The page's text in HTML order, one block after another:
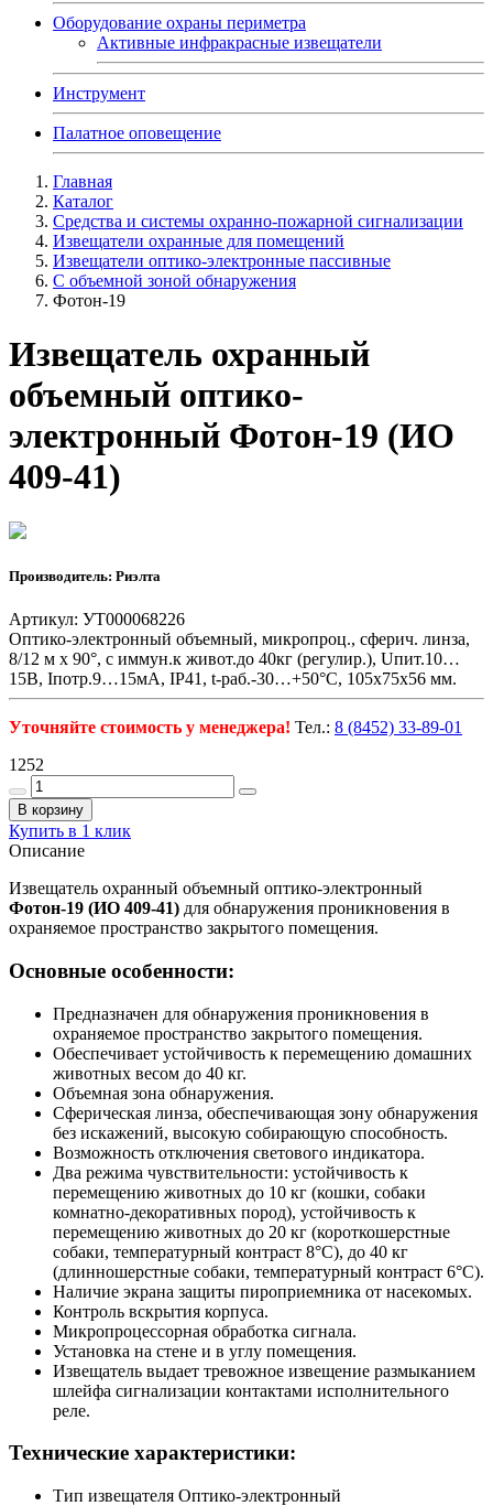
Оборудование охраны периметра
Активные инфракрасные извещатели
Инструмент
Палатное оповещение
Главная
Каталог
Средства и системы охранно-пожарной сигнализации
Извещатели охранные для помещений
Извещатели оптико-электронные пассивные
С объемной зоной обнаружения
Фотон-19
Извещатель охранный
объемный оптико-
электронный Фотон-19 (ИО
409-41)
Производитель: Риэлта
Артикул: УТ000068226
Оптико-электронный объемный, микропроц., сферич. линза,
8/12 м х 90°, с иммун.к живот.до 40кг (регулир.), Uпит.10…
15В, Iпотр.9…15мА, IP41, t-раб.-30…+50°С, 105x75x56 мм.
Уточняйте стоимость у менеджера! Тел.: 8 (8452) 33-89-01
1252
В корзину
Купить в 1 клик
Описание
Извещатель охранный объемный оптико-электронный
Фотон-19 (ИО 409-41) для обнаружения проникновения в
охраняемое пространство закрытого помещения.
Основные особенности:
Предназначен для обнаружения проникновения в
охраняемое пространство закрытого помещения.
Обеспечивает устойчивость к перемещению домашних
животных весом до 40 кг.
Объемная зона обнаружения.
Сферическая линза, обеспечивающая зону обнаружения
без искажений, высокую собирающую способность.
Возможность отключения светового индикатора.
Два режима чувствительности: устойчивость к
перемещению животных до 10 кг (кошки, собаки
комнатно-декоративных пород), устойчивость к
перемещению животных до 20 кг (короткошерстные
собаки, температурный контраст 8°C), до 40 кг
(длинношерстные собаки, температурный контраст 6°C).
Наличие экрана защиты пироприемника от насекомых.
Контроль вскрытия корпуса.
Микропроцессорная обработка сигнала.
Установка на стене и в углу помещения.
Извещатель выдает тревожное извещение размыканием
шлейфа сигнализации контактами исполнительного
реле.
Технические характеристики:
Тип извещателя Оптико-электронный